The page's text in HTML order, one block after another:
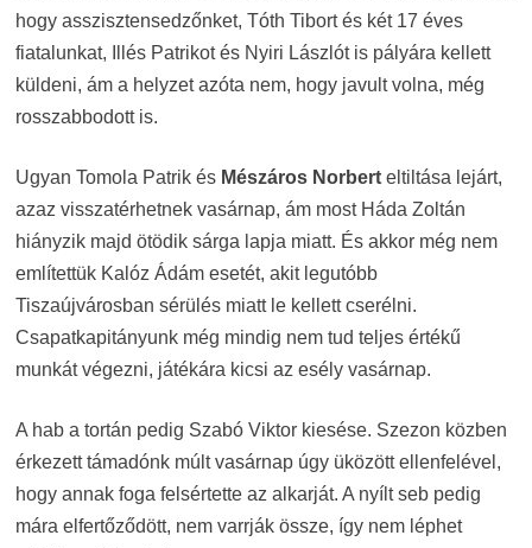
hogy asszisztensedzőnket, Tóth Tibort és két 17 éves
fiatalunkat, Illés Patrikot és Nyiri Lászlót is pályára kellett
küldeni, ám a helyzet azóta nem, hogy javult volna, még
rosszabbodott is.
Ugyan Tomola Patrik és Mészáros Norberteltiltása lejárt,
azaz visszatérhetnek vasárnap, ám most Háda Zoltán
hiányzik majd ötödik sárga lapja miatt. És akkor még nem
említettük Kalóz Ádám esetét, akit legutóbb
Tiszaújvárosban sérülés miatt le kellett cserélni.
Csapatkapitányunk még mindig nem tud teljes értékű
munkát végezni, játékára kicsi az esély vasárnap.
A hab a tortán pedig Szabó Viktor kiesése. Szezon közben
érkezett támadónk múlt vasárnap úgy üközött ellenfelével,
hogy annak foga felsértette az alkarját. A nyílt seb pedig
mára elfertőződött, nem varrják össze, így nem léphet